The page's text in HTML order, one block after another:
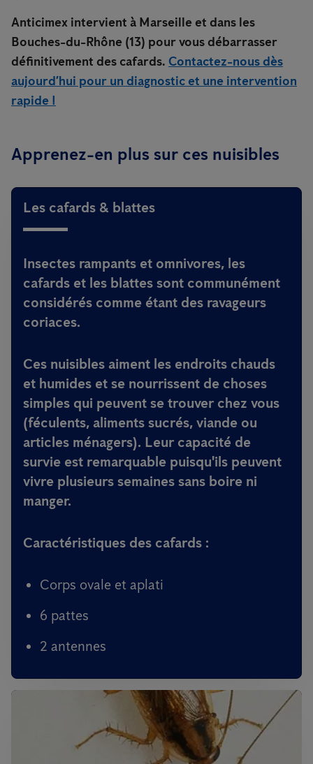
Anticimex intervient à Marseille et dans les
Bouches-du-Rhône (13) pour vous débarrasser
définitivement des cafards. Contactez-nous dès
aujourd’hui pour un diagnostic et une intervention
rapide !
Apprenez-en plus sur ces nuisibles
Les cafards & blattes
Insectes rampants et omnivores, les
cafards et les blattes sont communément
considérés comme étant des ravageurs
coriaces.
Ces nuisibles aiment les endroits chauds
et humides et se nourrissent de choses
simples qui peuvent se trouver chez vous
(féculents, aliments sucrés, viande ou
articles ménagers). Leur capacité de
survie est remarquable puisqu'ils peuvent
vivre plusieurs semaines sans boire ni
manger.
Caractéristiques des cafards :
Corps ovale et aplati
6 pattes
2 antennes